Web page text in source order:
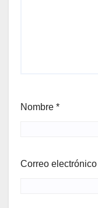
Nombre *
Correo electrónico